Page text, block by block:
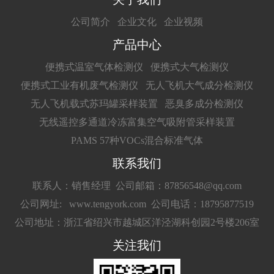
公司简介 企业文化 企业视频
产品中心
便携式温室气体检测仪
便携式大气检测仪
便携式工业有机废气检测仪
无人飞机大气成分检测仪
无人飞机载式苏玛罐采样装置
恶臭多成分检测仪
无线遥控多通道冷冻富集空气吸附管采样装置
PAMS 57种VOCs混合标准气体
联系我们
联系人：销售经理 公司邮箱：87856548@qq.com
公司网址: www.tengyork.com 公司电话：18795877519
公司地址：浙江省绍兴市越城区洋泾湖科创园2号楼206室
关注我们